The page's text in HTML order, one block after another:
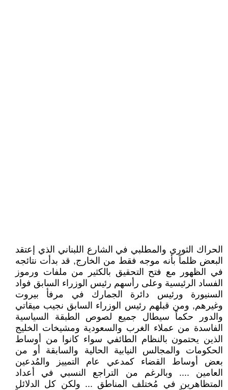
الحراك الثوري والمطلبي في الشارع اللبناني الذي إعتقد
البعض ظلماً بأنه موجه فقط من الخارج, قد بدأت نتائجه
في الظهور مع فتح التحقيق بالكثير من ملفات ورموز
الفساد الرئيسية وعلى رأسهم رئيس الوزراء السابق فواد
السنيورة ورئيس دائرة الجمارك في مرفأ بيروت
وغيرهم, ومن قبلهم رئيس الوزراء السابق نجيب ميقاتي
والدور حكماً سيطال جميع لصوص الطبقة السياسية
الفاسدة من عملاء الغرب والسعودية ومشيخات الخليج
الذين يحتمون بالنظام الطائفي سواء كانوا من أوساط
الحكومات والمجالس النيابية الحالية والسابقة أو من
بعض أوساط القضاء كمدعي عام التمييز والمُدعين
العامين .... وبالرغم من التراجع النسبي في أعداد
المتظاهرين في مُختلف المناطق ... ولكن كل الدلائل